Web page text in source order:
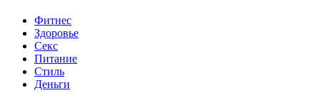
Фитнес
Здоровье
Секс
Питание
Стиль
Деньги